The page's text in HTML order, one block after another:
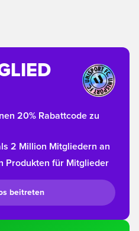
20% Rabattcode zu
2 Million Mitgliedern an
Produkten für Mitglieder
beitreten